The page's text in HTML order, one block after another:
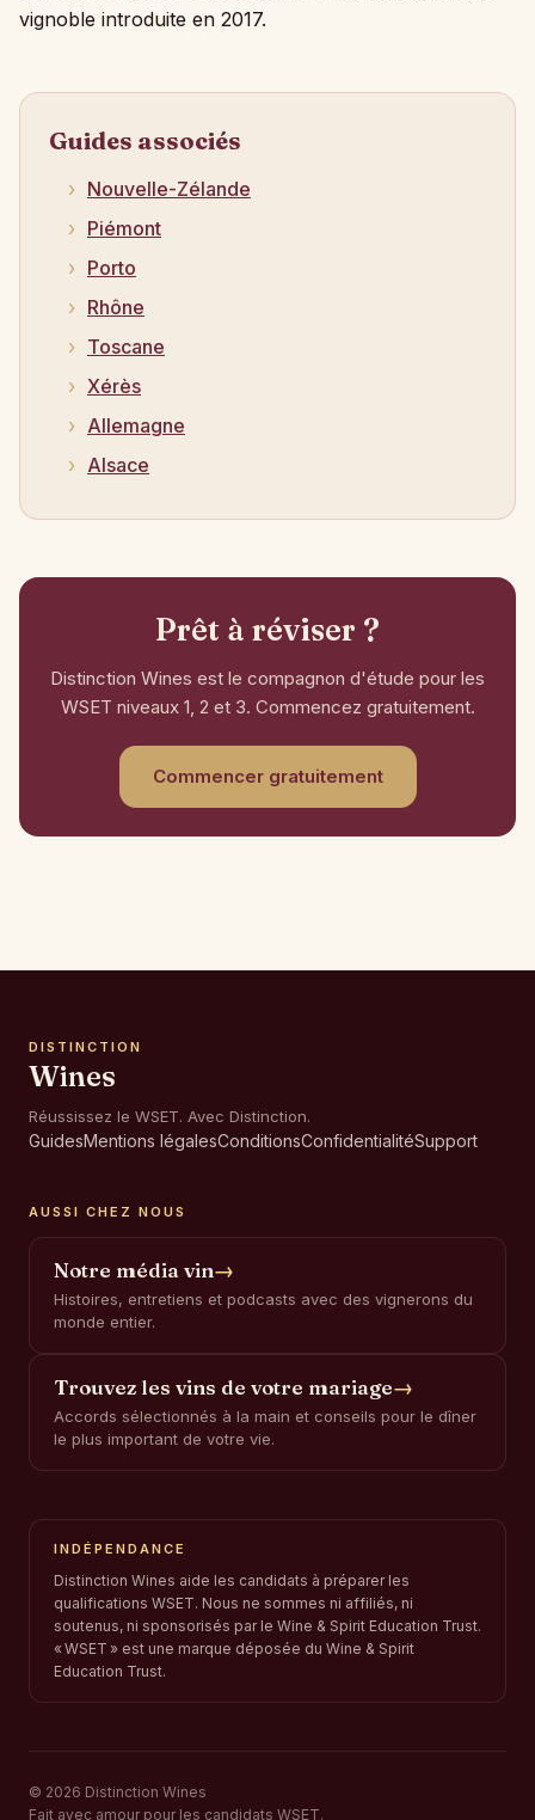
vignoble introduite en 2017.
Guides associés
Nouvelle-Zélande
Piémont
Porto
Rhône
Toscane
Xérès
Allemagne
Alsace
Prêt à réviser ?
Distinction Wines est le compagnon d'étude pour les
WSET niveaux 1, 2 et 3. Commencez gratuitement.
Commencer gratuitement
DISTINCTION
Wines
Réussissez le WSET. Avec Distinction.
GuidesMentions légalesConditionsConfidentialitéSupport
AUSSI CHEZ NOUS
Notre média vin→
Histoires, entretiens et podcasts avec des vignerons du
monde entier.
Trouvez les vins de votre mariage→
Accords sélectionnés à la main et conseils pour le dîner
le plus important de votre vie.
INDÉPENDANCE
Distinction Wines aide les candidats à préparer les
qualifications WSET. Nous ne sommes ni affiliés, ni
soutenus, ni sponsorisés par le Wine & Spirit Education Trust.
« WSET » est une marque déposée du Wine & Spirit
Education Trust.
© 2026 Distinction Wines
Fait avec amour pour les candidats WSET.